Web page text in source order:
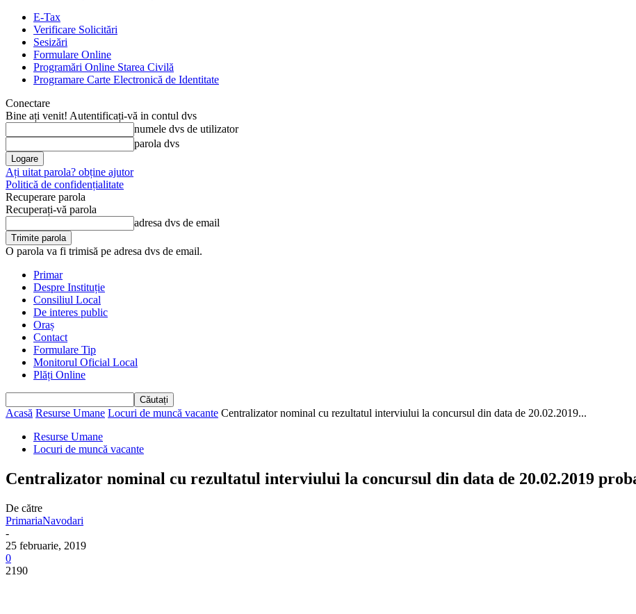
E-Tax
Verificare Solicitări
Sesizări
Formulare Online
Programări Online Starea Civilă
Programare Carte Electronică de Identitate
Conectare
Bine ați venit! Autentificați-vă in contul dvs
numele dvs de utilizator
parola dvs
Ați uitat parola? obține ajutor
Politică de confidențialitate
Recuperare parola
Recuperați-vă parola
adresa dvs de email
O parola va fi trimisă pe adresa dvs de email.
Primar
Despre Instituție
Consiliul Local
De interes public
Oraș
Contact
Formulare Tip
Monitorul Oficial Local
Plăți Online
Acasă Resurse Umane Locuri de muncă vacante Centralizator nominal cu rezultatul interviului la concursul din data de 20.02.2019...
Resurse Umane
Locuri de muncă vacante
Centralizator nominal cu rezultatul interviului la concursul din data de 20.02.2019
De către
PrimariaNavodari
-
25 februarie, 2019
0
2190